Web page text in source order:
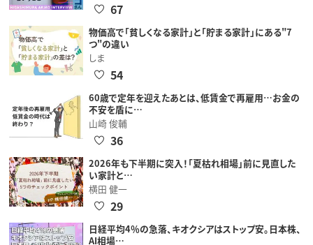
67
物価高で「貧しくなる家計」と「貯まる家計」にある"7
つ"の違い
しま
54
60歳で定年を迎えたあとは、低賃金で再雇用…お金の
不安を盾に…
山崎 俊輔
36
2026年も下半期に突入！「夏枯れ相場」前に見直した
い家計と…
横田 健一
29
日経平均4％の急落、キオクシアはストップ安。日本株、
AI相場…